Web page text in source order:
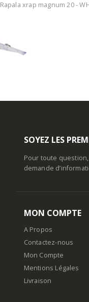
Rapala xrap magnum 20 -
SOYEZ LES
Pour toute
demande
MON COMPTE
A Propos
Contactez-nous
Mon Compte
Mentions Légales
Livraison